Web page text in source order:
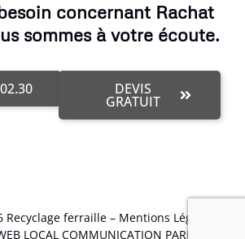
concernant Rachat
sommes à votre écoute.
DEVIS
GRATUIT
ferraille – Mentions Légales
LOCAL COMMUNICATION PARIS